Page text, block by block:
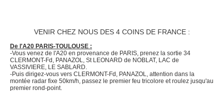
VENIR CHEZ NOUS DES 4 COINS DE FRANCE :
De l'A20 PARIS-TOULOUSE :
-Vous venez de l'A20 en provenance de PARIS, prenez la sortie 34
CLERMONT-Fd, PANAZOL, St LEONARD de NOBLAT, LAC de
VASSIVIERE, LE SABLARD.
-Puis dirigez-vous vers CLERMONT-Fd, PANAZOL, attention dans la
montée radar fixe 50km/h, passez le premier feu tricolore et roulez jusqu'au
premier rond-point.